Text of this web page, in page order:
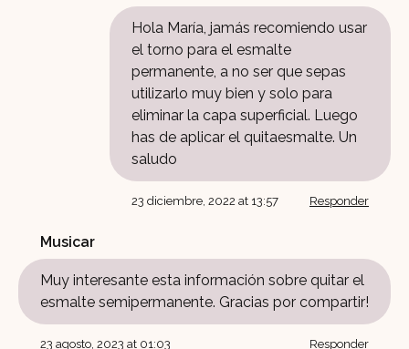
Hola María, jamás recomiendo usar
el torno para el esmalte
permanente, a no ser que sepas
utilizarlo muy bien y solo para
eliminar la capa superficial. Luego
has de aplicar el quitaesmalte. Un
saludo
23 diciembre, 2022 at 13:57 Responder
Musicar
Muy interesante esta información sobre quitar el
esmalte semipermanente. Gracias por compartir!
23 agosto, 2023 at 01:03 Responder